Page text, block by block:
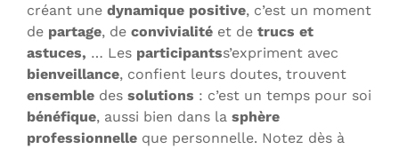
créant une dynamique positive, c’est un moment
de partage, de convivialitéet de trucs et
astuces, … Les participantss’expriment avec
bienveillance, confient leurs doutes, trouvent
ensembledes solutions : c’est un temps pour soi
bénéfique, aussi bien dans la sphère
professionnelleque personnelle. Notez dès à